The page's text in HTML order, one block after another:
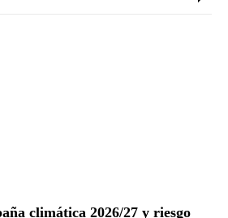
climática 2026/27 y riesgo